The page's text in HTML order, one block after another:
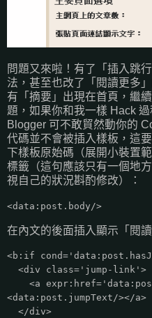
問題又來啦！有了「插入跳
法，甚至也改了「閱讀更多
有「摘要」出現在首頁，繼
題，如果你和我一樣 Hack
Blogger 可不敢貿然動你的
代碼並不會被插入樣板，這
下樣板原始碼（展開小裝置
標籤（這句應該只有一個地
視自己的狀況斟酌修改）：
<data:post.body/>
在內文的後面插入顯示「閱
<b:if
<div class='jump-link'>
<a
<data:post.jumpText/></a>
</div>